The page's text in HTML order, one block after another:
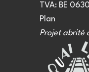
TVA: BE
Plan
Projet abrité